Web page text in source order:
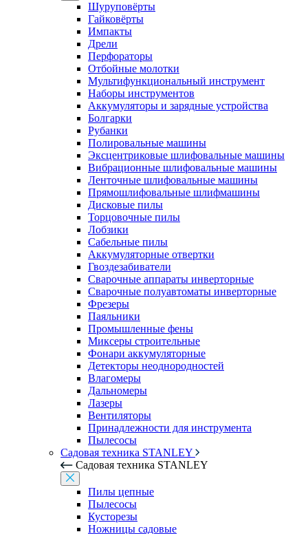
Шуруповёрты
Гайковёрты
Импакты
Дрели
Перфораторы
Отбойные молотки
Мультифункциональный инструмент
Наборы инструментов
Аккумуляторы и зарядные устройства
Болгарки
Рубанки
Полировальные машины
Эксцентриковые шлифовальные машины
Вибрационные шлифовальные машины
Ленточные шлифовальные машины
Прямошлифовальные шлифмашины
Дисковые пилы
Торцовочные пилы
Лобзики
Сабельные пилы
Аккумуляторные отвертки
Гвоздезабиватели
Сварочные аппараты инверторные
Сварочные полуавтоматы инверторные
Фрезеры
Паяльники
Промышленные фены
Миксеры строительные
Фонари аккумуляторные
Детекторы неоднородностей
Влагомеры
Дальномеры
Лазеры
Вентиляторы
Принадлежности для инструмента
Пылесосы
Садовая техника STANLEY
Садовая техника STANLEY
Пилы цепные
Пылесосы
Кусторезы
Ножницы садовые